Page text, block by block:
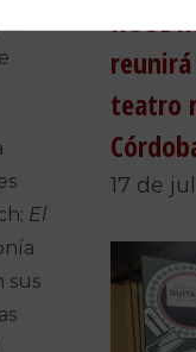
El
sus
teatro
17 de